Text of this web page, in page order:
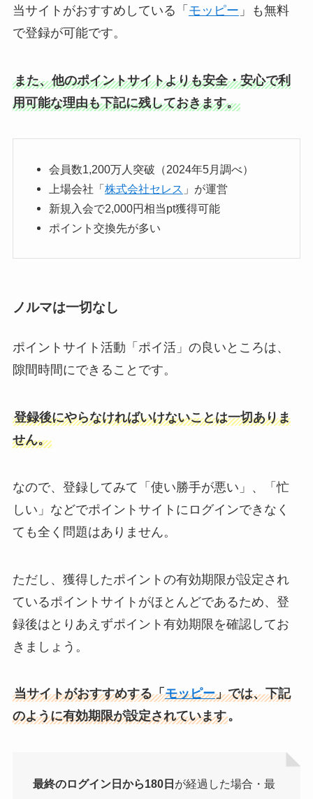
当サイトがおすすめしている「 モッピー 」も無料
で登録が可能です。
また、他のポイントサイトよりも安全・安心で利
用可能な理由も下記に残しておきます。
会員数1,200万人突破（2024年5月調べ）
上場会社「 株式会社セレス 」が運営
新規入会で2,000円相当pt獲得可能
ポイント交換先が多い
ノルマは一切なし
ポイントサイト活動「ポイ活」の良いところは、
隙間時間にできることです。
登録後にやらなければいけないことは一切ありま
せん。
なので、登録してみて「使い勝手が悪い」、「忙
しい」などでポイントサイトにログインできなく
ても全く問題はありません。
ただし、獲得したポイントの有効期限が設定され
ているポイントサイトがほとんどであるため、登
録後はとりあえずポイント有効期限を確認してお
きましょう。
当サイトがおすすめする「モッピー」では、下記
のように有効期限が設定されています。
最終のログイン日から180日が経過した場合・最